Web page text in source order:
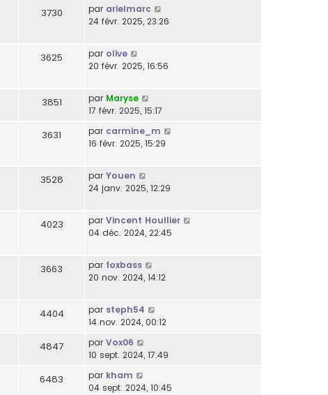
3730 par arielmarc
24 févr. 2025, 23:26
3625 par olive
20 févr. 2025, 16:56
3851 par Maryse
17 févr. 2025, 15:17
3631 par carmine_m
16 févr. 2025, 15:29
3528 par Youen
24 janv. 2025, 12:29
4023 par Vincent Houllier
04 déc. 2024, 22:45
3663 par foxbass
20 nov. 2024, 14:12
4404 par steph54
14 nov. 2024, 00:12
4847 par Vox06
10 sept. 2024, 17:49
6483 par kham
04 sept. 2024, 10:45